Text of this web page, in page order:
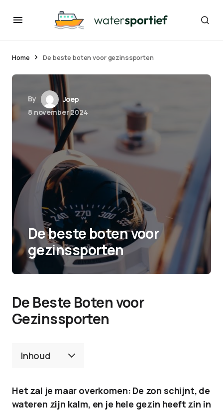
Home De beste boten voor gezinssporten
By
Joep
8 november 2024
De beste boten voor
gezinssporten
De Beste Boten voor
Gezinssporten
Inhoud
Het zal je maar overkomen: De zon schijnt, de
wateren zijn kalm, en je hele gezin heeft zin in